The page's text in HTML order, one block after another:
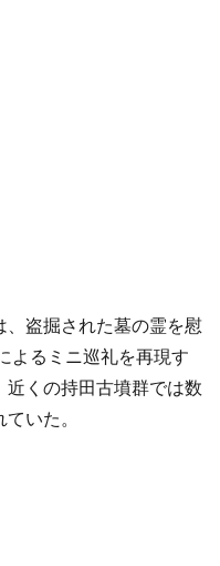
盗掘された墓の霊を慰
よるミニ巡礼を再現す
くの持田古墳群では数
いた。